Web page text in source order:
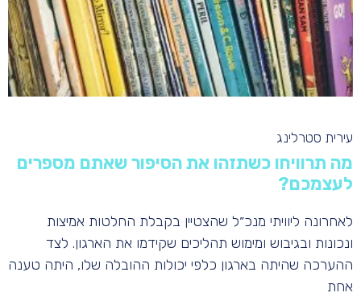
מה תרוויחו כשתזהו את הסיפור שאתם מספרים
לעצמכם?
עירית סטרלינג
לאחרונה ליוויתי מנכ״ל שהצטיין בקבלת החלטות אמיצות
ונכונות ובגיבוש ומימוש תהליכים שקידמו את הארגון. לצד
ההערכה שהיתה בארגון כלפי יכולות ההובלה שלו, היתה טענה
אחת